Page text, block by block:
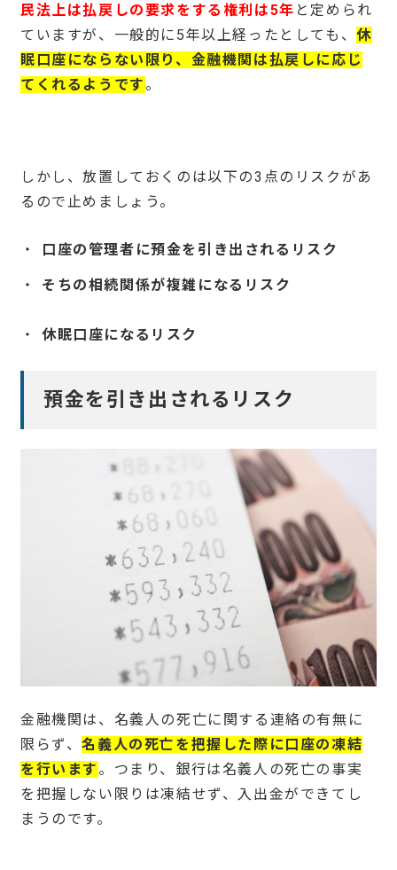
民法上は払戻しの要求をする権利は5年 と定められ
ていますが、一般的に5年以上経ったとしても、休
眠口座にならない限り、金融機関は払戻しに応じ
てくれるようです 。
しかし、放置しておくのは以下の3点のリスクがあ
るので止めましょう。
口座の管理者に預金を引き出されるリスク
そちの相続関係が複雑になるリスク
休眠口座になるリスク
預金を引き出されるリスク
金融機関は、名義人の死亡に関する連絡の有無に
限らず、名義人の死亡を把握した際に口座の凍結
を行います 。つまり、銀行は名義人の死亡の事実
を把握しない限りは凍結せず、入出金ができてし
まうのです。